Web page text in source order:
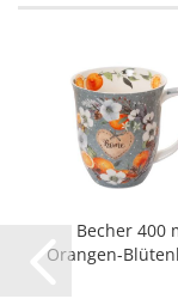
Becher 400
Orangen-